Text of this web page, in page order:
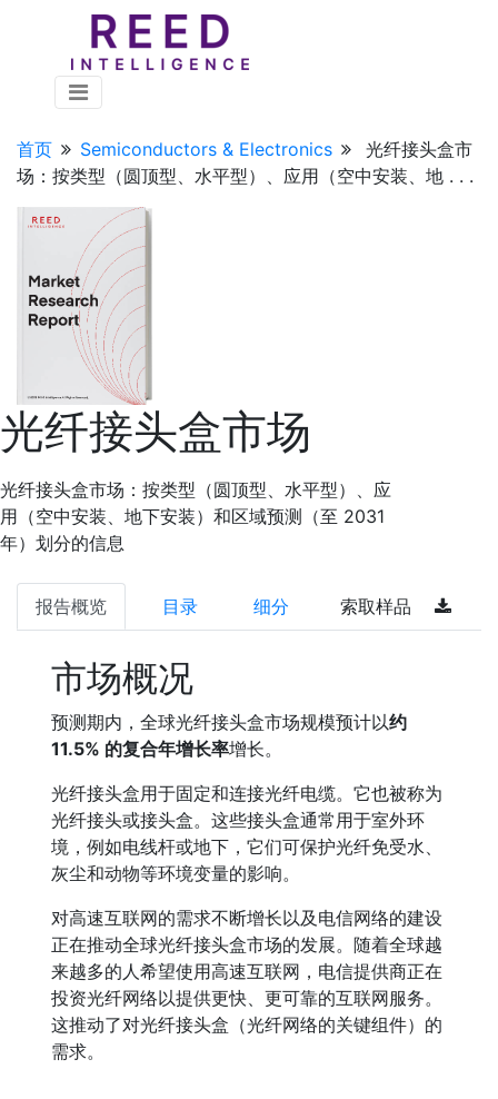
首页 Semiconductors & Electronics
光纤接头盒市
场：按类型（圆顶型、水平型）、应用（空中安装、地 . . .
光纤接头盒市场
光纤接头盒市场：按类型（圆顶型、水平型）、应
用（空中安装、地下安装）和区域预测（至 2031
年）划分的信息
报告概览 目录 细分 索取样品
市场概况
预测期内，全球光纤接头盒市场规模预计以约
11.5% 的复合年增长率增长。
光纤接头盒用于固定和连接光纤电缆。它也被称为
光纤接头或接头盒。这些接头盒通常用于室外环
境，例如电线杆或地下，它们可保护光纤免受水、
灰尘和动物等环境变量的影响。
对高速互联网的需求不断增长以及电信网络的建设
正在推动全球光纤接头盒市场的发展。随着全球越
来越多的人希望使用高速互联网，电信提供商正在
投资光纤网络以提供更快、更可靠的互联网服务。
这推动了对光纤接头盒（光纤网络的关键组件）的
需求。